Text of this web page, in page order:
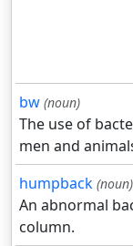
bw (noun)
The use of
men and
humpback (noun)
An abnormal
column.